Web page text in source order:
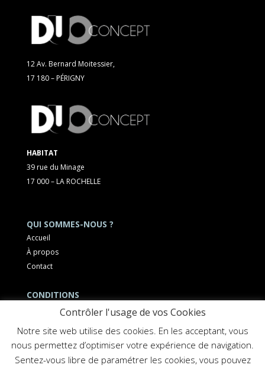
12 Av. Bernard Moitessier,
17 180 – PÉRIGNY
HABITAT
39 rue du Minage
17 000 – LA ROCHELLE
QUI SOMMES-NOUS ?
Accueil
À propos
Contact
CONDITIONS
Mentions légalesContrôler l'usage de vos Cookies
Notre site web utilise des cookies. En les acceptant, vous
nous permettez d’optimiser votre expérience de navigation.
Sentez-vous libre de paramétrer les cookies, vous pouvez